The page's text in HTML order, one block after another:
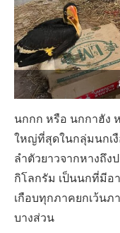
นกกก หรือ นกกาฮัง
ใหญ่ที่สุดในกลุ่มนกเงื
ลำตัวยาวจากหางถึง
กิโลกรัม เป็นนกที่มีอ
เกือบทุกภาคยกเว้นภ
บางส่วน